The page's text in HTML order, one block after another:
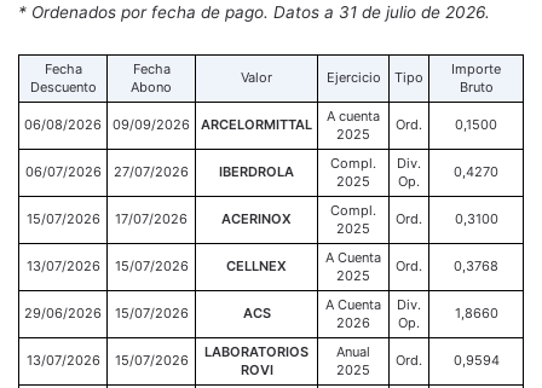
* Ordenados por fecha de pago. Datos a 31 de julio de 2026.
Fecha
Descuento
Fecha
Abono
Valor Ejercicio Tipo
Importe
Bruto
06/08/2026 09/09/2026 ARCELORMITTAL
A cuenta
2025
Ord. 0,1500
06/07/2026 27/07/2026 IBERDROLA
Compl.
2025
Div.
Op.
0,4270
15/07/2026 17/07/2026 ACERINOX
Compl.
2025
Ord. 0,3100
13/07/2026 15/07/2026 CELLNEX
A Cuenta
2025
Ord. 0,3768
29/06/2026 15/07/2026 ACS
A Cuenta
2026
Div.
Op.
1,8660
13/07/2026 15/07/2026
LABORATORIOS
ROVI
Anual
2025
Ord. 0,9594